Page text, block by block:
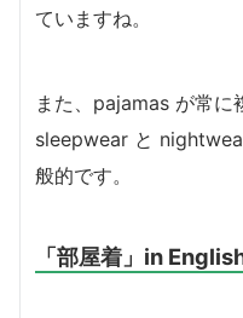
ていますね。
また、pajamas が常に
sleepwear と
般的です。
「部屋着」in